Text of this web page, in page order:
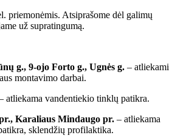
priemonėmis. Atsiprašome dėl galimų
už supratingumą.
g., 9-ojo Forto g., Ugnės g. – atliekami
montavimo darbai.
atliekama vandentiekio tinklų patikra.
Karaliaus Mindaugo pr. – atliekama
sklendžių profilaktika.